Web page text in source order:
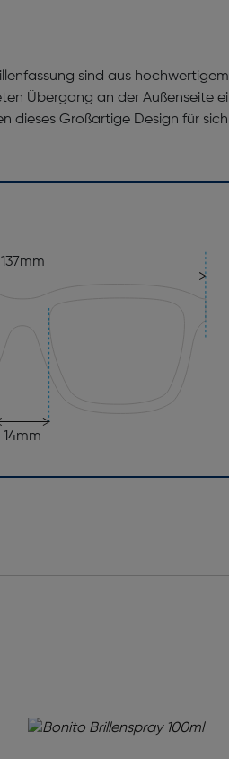
sind aus
Übergang an der Außenseite
dieses Großartige Design für
137mm
14mm